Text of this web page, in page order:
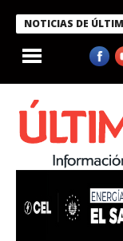
NOTICIAS DE
condecora a